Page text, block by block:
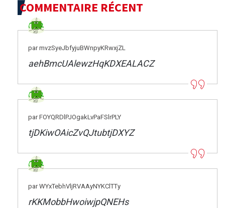
COMMENTAIRE RÉCENT
par mvzSyeJbfyjuBWnpyKRwxjZL
aehBmcUAlewzHqKDXEALACZ
par FOYQRDlPJOgakLvPaFSlrPLY
tjDKiwOAicZvQJtubtjDXYZ
par WYxTebhVljRVAAyNYKClTTy
rKKMobbHwoiwjpQNEHs